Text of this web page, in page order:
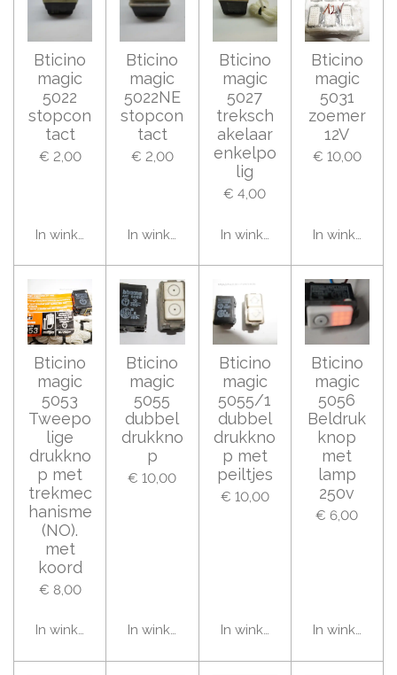
Bticino
magic
5022
stopcon
tact
€ 2,00
In winkelwagen
Bticino
magic
5022NE
stopcon
tact
€ 2,00
In winkelwagen
Bticino
magic
5027
treksch
akelaar
enkelpo
lig
€ 4,00
In winkelwagen
Bticino
magic
5031
zoemer
12V
€ 10,00
In
Bticino
magic
5053
Tweepo
lige
drukkno
p met
trekmec
hanisme
(NO).
met
koord
€ 8,00
In winkelwagen
Bticino
magic
5055
dubbel
drukkno
p
€ 10,00
In winkelwagen
Bticino
magic
5055/1
dubbel
drukkno
p met
peiltjes
€ 10,00
In winkelwagen
Bticino
magic
5056
Beldruk
knop
met
lamp
250v
€ 6,00
In